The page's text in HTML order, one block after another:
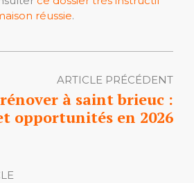
réussie.
ARTICLE PRÉCÉDENT
à saint brieuc :
opportunités en 2026